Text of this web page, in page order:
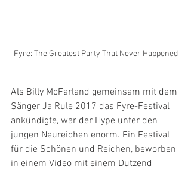
Fyre: The Greatest Party That Never Happened
Als Billy McFarland gemeinsam mit dem
Sänger Ja Rule 2017 das Fyre-Festival
ankündigte, war der Hype unter den
jungen Neureichen enorm. Ein Festival
für die Schönen und Reichen, beworben
in einem Video mit einem Dutzend